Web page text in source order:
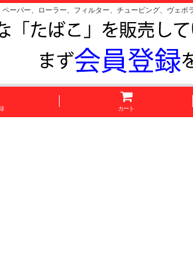
ーパー、ローラー、フィルター、チュービング、ヴェポ
カート